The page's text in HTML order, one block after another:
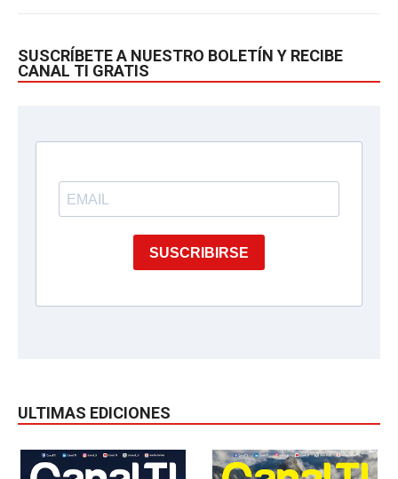
SUSCRÍBETE A NUESTRO BOLETÍN Y RECIBE
CANAL TI GRATIS
ULTIMAS EDICIONES